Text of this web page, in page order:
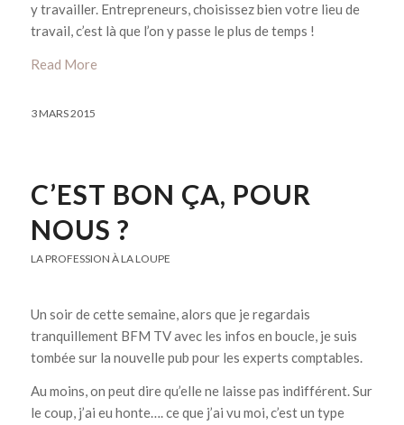
y travailler. Entrepreneurs, choisissez bien votre lieu de
travail, c’est là que l’on y passe le plus de temps !
Read More
3 MARS 2015
C’EST BON ÇA, POUR
NOUS ?
LA PROFESSION À LA LOUPE
Un soir de cette semaine, alors que je regardais
tranquillement BFM TV avec les infos en boucle, je suis
tombée sur la nouvelle pub pour les experts comptables.
Au moins, on peut dire qu’elle ne laisse pas indifférent. Sur
le coup, j’ai eu honte…. ce que j’ai vu moi, c’est un type